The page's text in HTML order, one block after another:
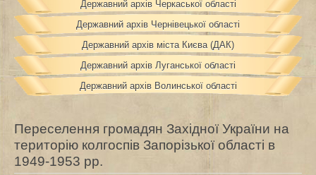
Державний архів Черкаської області
Державний архів Чернівецької області
Державний архів міста Києва (ДАК)
Державний архів Луганської області
Державний архів Волинської області
Переселення громадян Західної України на
територію колгоспів Запорізької області в
1949-1953 рр.